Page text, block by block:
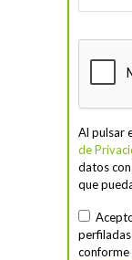
Al pulsar
de
datos
que
perfiladas
conforme